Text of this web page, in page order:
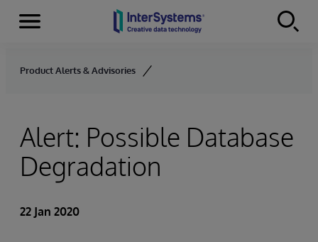
Skip to content
Menu
Product Alerts & Advisories
Alert: Possible Database
Degradation
22 Jan 2020